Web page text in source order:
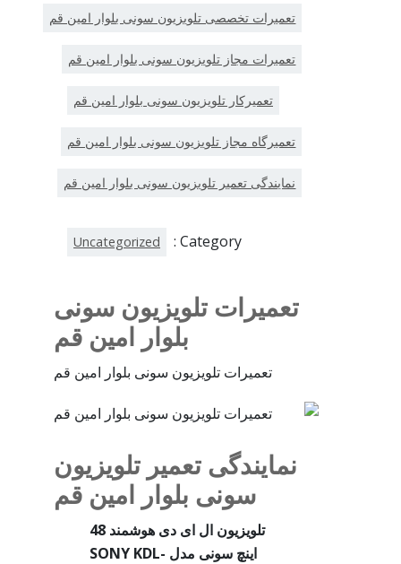
تعمیرات تخصصی تلویزیون سونی بلوار امین قم
تعمیرات مجاز تلویزیون سونی بلوار امین قم
تعمیرکار تلویزیون سونی بلوار امین قم
تعمیرگاه مجاز تلویزیون سونی بلوار امین قم
نمایندگی تعمیر تلویزیون سونی بلوار امین قم
Category :
Uncategorized
تعمیرات تلویزیون سونی
بلوار امین قم
تعمیرات تلویزیون سونی بلوار امین قم
نمایندگی تعمیر تلویزیون
سونی بلوار امین قم
تلویزیون ال ای دی هوشمند 48
اینچ سونی مدل SONY KDL-